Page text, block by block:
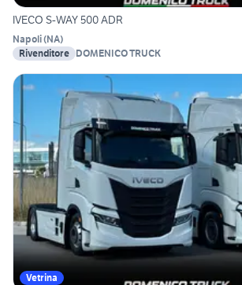
IVECO S-WAY 500 ADR
Napoli(NA)
Rivenditore DOMENICO TRUCK
Vetrina